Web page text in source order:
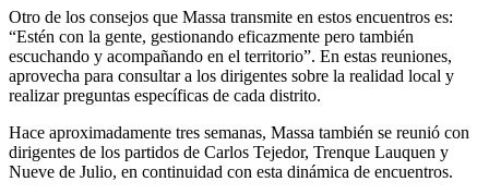
Otro de los consejos que Massa transmite en estos encuentros es:
“Estén con la gente, gestionando eficazmente pero también
escuchando y acompañando en el territorio”. En estas reuniones,
aprovecha para consultar a los dirigentes sobre la realidad local y
realizar preguntas específicas de cada distrito.
Hace aproximadamente tres semanas, Massa también se reunió con
dirigentes de los partidos de Carlos Tejedor, Trenque Lauquen y
Nueve de Julio, en continuidad con esta dinámica de encuentros.